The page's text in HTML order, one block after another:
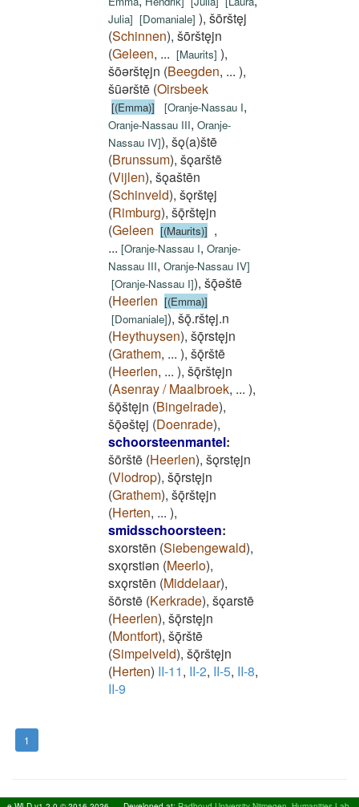
Julia] [Domaniale] ), šōrštęj
(Schinnen), šōrštęjn
(Geleen, ... [Maurits] ),
šōǝrštęjn (Beegden, ... ),
šūǝrštē (Oirsbeek
[(Emma)] [Oranje-Nassau I,
Oranje-Nassau III, Oranje-
Nassau IV]), šǫ(a)štē
(Brunssum), šǫarštē
(Vijlen), šǫaštēn
(Schinveld), šǫrštęj
(Rimburg), šǭrštęjn
(Geleen [(Maurits)] ,
... [Oranje-Nassau I, Oranje-
Nassau III, Oranje-Nassau IV]
[Oranje-Nassau I]), šǭǝštē
(Heerlen [(Emma)]
[Domaniale]), šǭ.rštęj.n
(Heythuysen), šǭrstęjn
(Grathem, ... ), šǭrštē
(Heerlen, ... ), šǭrštęjn
(Asenray / Maalbroek, ... ),
šǭštęjn (Bingelrade),
šǭǝštęj (Doenrade),
schoorsteenmantel:
šōrštē (Heerlen), šǫrstęjn
(Vlodrop), šǭrstęjn
(Grathem), šǭrštęjn
(Herten, ... ),
smidsschoorsteen:
sxorstēn (Siebengewald),
sxǫrstiǝn (Meerlo),
sxǫrstēn (Middelaar),
šōrstē (Kerkrade), šǫarstē
(Heerlen), šǭrstęjn
(Montfort), šǭrštē
(Simpelveld), šǭrštęjn
(Herten) II-11, II-2, II-5, II-8,
II-9
1